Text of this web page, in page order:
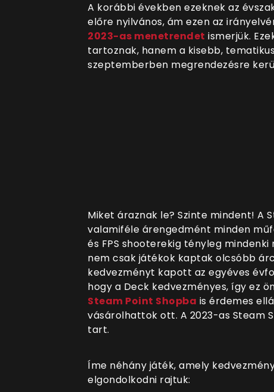
A korábbi években ezeknek az
előre nyilvános, ám ezen az
2023-as menetrendet ismerjük.
tartoznak, hanem a kisebb,
szeptemberben megrendezésre
Miket áraznak le? Szinte mindent! A
valamiféle árengedmént minden
és FPS shooterekig tényleg
nem csak játékok kaptak olcsóbb
kedvezményt kapott az egyéves
hogy a Deck kedvezményes, így ez
Steam Point Shopba is érdemes
vásárolhattok ott. A 2023-as Steam
tart.
Íme néhány játék, amely
elgondolkodni rajtuk: